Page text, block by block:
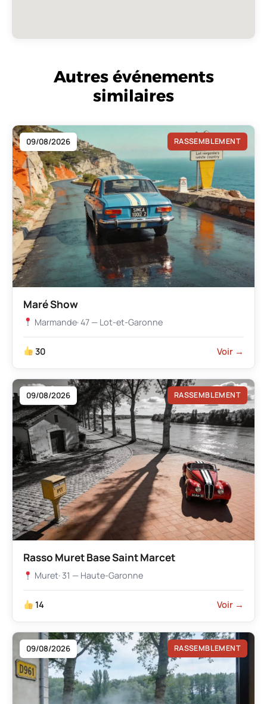
Autres événements
similaires
09/08/2026 RASSEMBLEMENT
Maré Show
Marmande· 47 — Lot-et-Garonne
30 Voir →
09/08/2026 RASSEMBLEMENT
Rasso Muret Base Saint Marcet
Muret· 31 — Haute-Garonne
14 Voir →
09/08/2026 RASSEMBLEMENT